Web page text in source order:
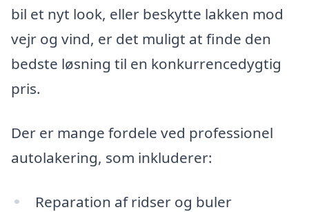
bil et nyt look, eller beskytte lakken mod
vejr og vind, er det muligt at finde den
bedste løsning til en konkurrencedygtig
pris.
Der er mange fordele ved professionel
autolakering, som inkluderer:
Reparation af ridser og buler